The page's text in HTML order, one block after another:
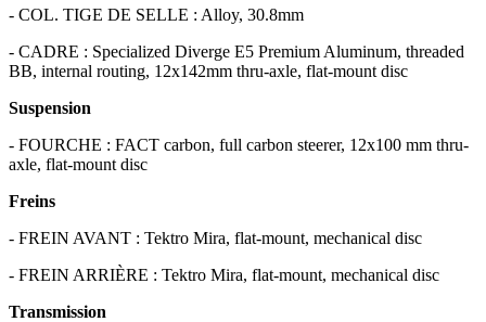
- COL. TIGE DE SELLE : Alloy, 30.8mm
- CADRE : Specialized Diverge E5 Premium Aluminum, threaded
BB, internal routing, 12x142mm thru-axle, flat-mount disc
Suspension
- FOURCHE : FACT carbon, full carbon steerer, 12x100 mm thru-
axle, flat-mount disc
Freins
- FREIN AVANT : Tektro Mira, flat-mount, mechanical disc
- FREIN ARRIÈRE : Tektro Mira, flat-mount, mechanical disc
Transmission